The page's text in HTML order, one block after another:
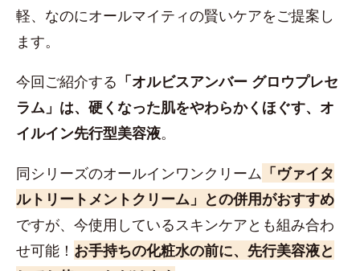
軽、なのにオールマイティの賢いケアをご提案し
ます。
今回ご紹介する 「オルビスアンバー グロウプレセ
ラム」は、硬くなった肌をやわらかくほぐす、オ
イルイン先行型美容液。
同シリーズのオールインワンクリーム 「ヴァイタ
ルトリートメントクリーム」との併用がおすすめ
ですが、今使用しているスキンケアとも組み合わ
せ可能！ お手持ちの化粧水の前に、先行美容液と